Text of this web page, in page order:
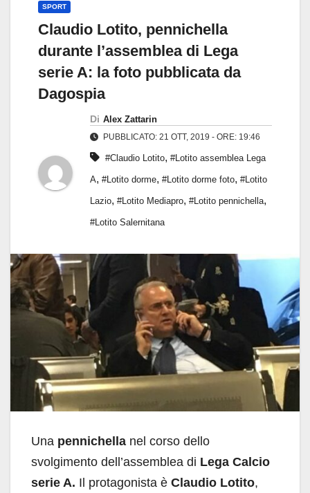
SPORT
Claudio Lotito, pennichella
durante l’assemblea di Lega
serie A: la foto pubblicata da
Dagospia
Di Alex Zattarin
PUBBLICATO: 21 OTT, 2019 - ORE: 19:46
#Claudio Lotito, #Lotito assemblea Lega
A, #Lotito dorme, #Lotito dorme foto, #Lotito
Lazio, #Lotito Mediapro, #Lotito pennichella,
#Lotito Salernitana
Una pennichella nel corso dello
svolgimento dell’assemblea di Lega Calcio
serie A. Il protagonista è Claudio Lotito,